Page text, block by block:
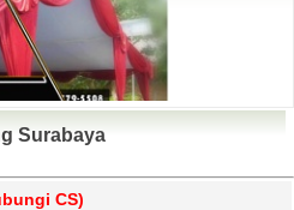
Surabaya
CS)